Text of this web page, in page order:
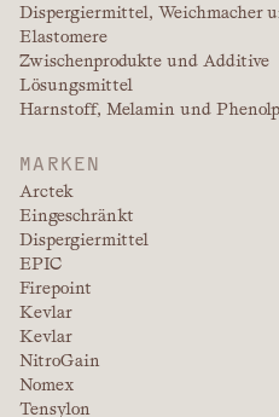
Dispergiermittel, Weichmacher
Elastomere
Zwischenprodukte und Additive
Lösungsmittel
Harnstoff, Melamin und
MARKEN
Arctek
Eingeschränkt
Dispergiermittel
EPIC
Firepoint
Kevlar
Kevlar
NitroGain
Nomex
Tensylon